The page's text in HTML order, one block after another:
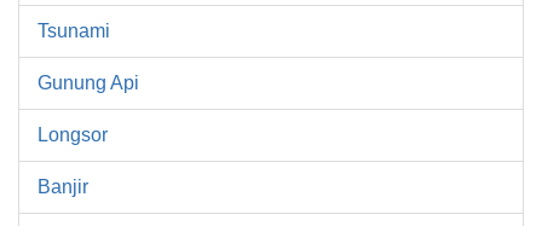
Tsunami
Gunung Api
Longsor
Banjir